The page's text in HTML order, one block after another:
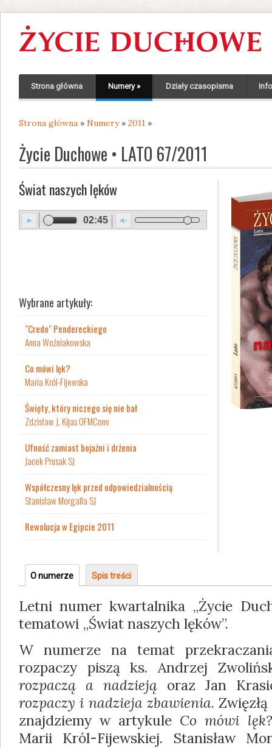
Strona główna Numery» Działy czasopisma
Jesteś tutaj
Strona główna » Numery» 2011 »
Życie Duchowe • LATO 67/2011
Świat naszych lęków
02:45
Wybrane artykuły:
"Credo" Pendereckiego
Anna Woźniakowska
Co mówi lęk?
Maria Król-Fijewska
Święty, który niczego się nie bał
Zdzisław J. Kijas OFMConv
Ufność zamiast bojaźni i drżenia
Jacek Prusak SJ
Współczesny lęk przed odpowiedzialnością
Stanisław Morgalla SJ
Rewolucja w Egipcie 2011
Grupa
O numerze (aktywna
karta)
Spis treści
Letni numer kwartalnika „Życie
tematowi „Świat naszych lęków”.
W numerze na temat
rozpaczy piszą ks. Andrzej
rozpaczą a nadzieją oraz Jan
rozpaczy i nadzieja zbawienia.
znajdziemy w artykule Co mówi lęk?
Marii Król-Fijewskiej. Stanisław